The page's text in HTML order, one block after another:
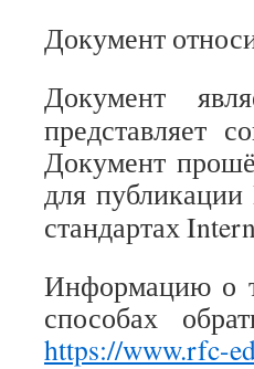
Документ
Документ
представляет
Документ
для публикации
стандартах
Информацию о
способах
https://www.rfc-